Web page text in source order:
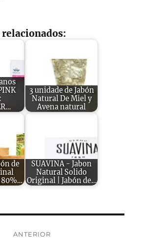
3 unidade de Jabón
Natural De Miel y
Avena natural
de
80%…
SUAVINA - Jabon
Natural Solido
Original | Jabón de…
ANTERIOR